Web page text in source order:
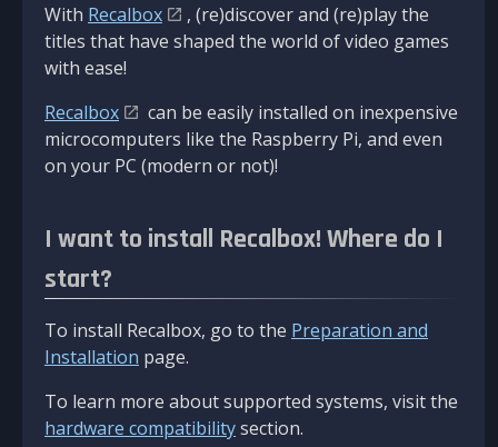
With Recalbox
, (re)discover and (re)play the
titles that have shaped the world of video games
with ease!
Recalbox
can be easily installed on inexpensive
microcomputers like the Raspberry Pi, and even
on your PC (modern or not)!
I want to install Recalbox! Where do I
start?
To install Recalbox, go to the Preparation and
Installation page.
To learn more about supported systems, visit the
hardware compatibilitysection.